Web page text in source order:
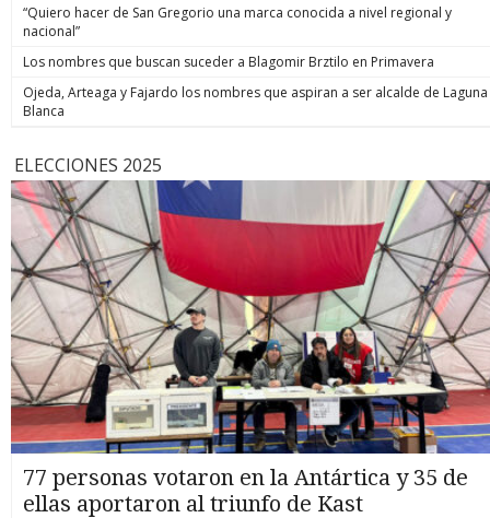
“Quiero hacer de San Gregorio una marca conocida a nivel regional y
nacional”
Los nombres que buscan suceder a Blagomir Brztilo en Primavera
Ojeda, Arteaga y Fajardo los nombres que aspiran a ser alcalde de Laguna
Blanca
ELECCIONES 2025
77 personas votaron en la Antártica y 35 de
ellas aportaron al triunfo de Kast